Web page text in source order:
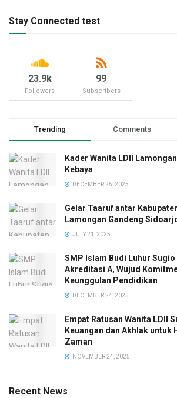
Stay Connected test
23.9k
Followers
99
Subscribers
Trending Comments
Kader Wanita LDII
Kebaya
DECEMBER 25, 2025
Gelar Taaruf antar
Lamongan Gandeng
JULY 21, 2025
SMP Islam Budi Luhur
Akreditasi A, Wujud
Keunggulan Pendidikan
DECEMBER 24, 2025
Empat Ratusan Wanita LDII
Keuangan dan Akhlak untuk
Zaman
NOVEMBER 24, 2025
Recent News